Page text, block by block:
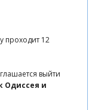
проходит 12
выйти
Одиссея и